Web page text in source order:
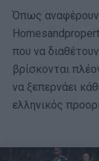
Όπως αναφέρουν
που να
βρίσκονται
να ξεπερνάει
ελληνικός